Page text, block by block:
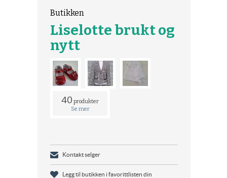
Butikken
Liselotte brukt og
nytt
40 produkter
Se mer
Kontakt selger
Legg til butikken i favorittlisten din